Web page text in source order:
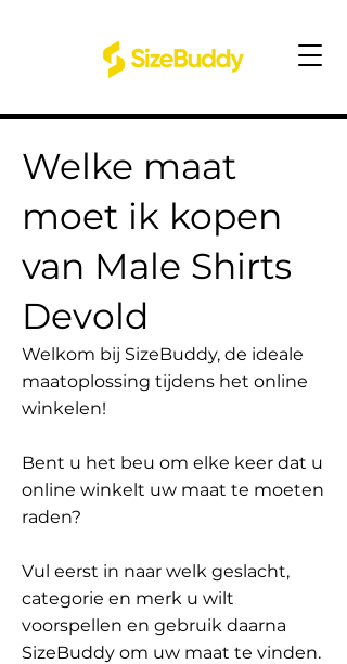
Welke maat
moet ik kopen
van Male Shirts
Devold
Welkom bij SizeBuddy, de ideale
maatoplossing tijdens het online
winkelen!
Bent u het beu om elke keer dat u
online winkelt uw maat te moeten
raden?
Vul eerst in naar welk geslacht,
categorie en merk u wilt
voorspellen en gebruik daarna
SizeBuddy om uw maat te vinden.